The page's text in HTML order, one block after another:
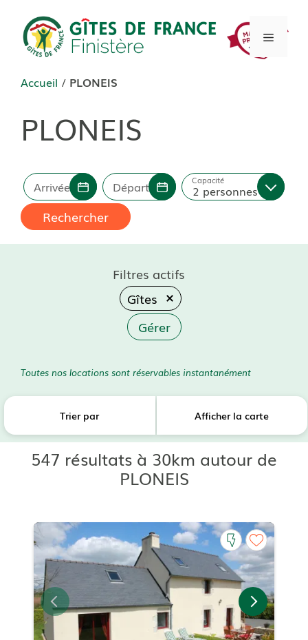
contenu
Menu
Accueil / PLONEIS
PLONEIS
Arrivée Départ 2 personnes
Capacité
Rechercher
Filtres actifs
Gîtes
Gérer
Toutes nos locations sont réservables instantanément
547 résultats à 30km autour de
PLONEIS
Trier par Afficher la carte